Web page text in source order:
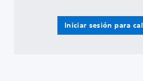
Iniciar sesión para